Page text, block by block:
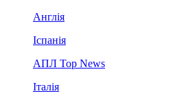
Англія
Іспанія
АПЛ Top News
Італія